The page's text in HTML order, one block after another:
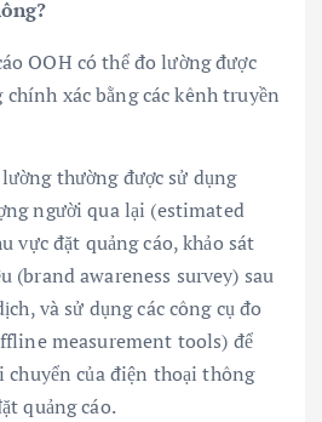
OOH có thể đo lường được
xác bằng các kênh truyền
thường được sử dụng
người qua lại (estimated
vực đặt quảng cáo, khảo sát
(brand awareness survey) sau
và sử dụng các công cụ đo
measurement tools) để
của điện thoại thông
quảng cáo.